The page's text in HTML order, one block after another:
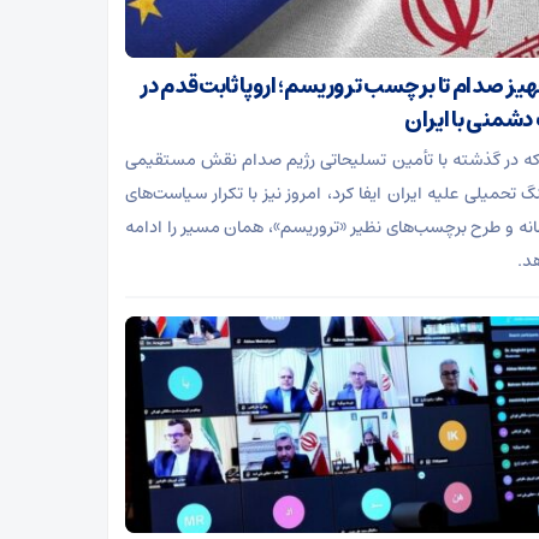
صدام تا برچسب تروریسم؛ اروپا ثابت‌قدم در
با ایران
که در گذشته با تأمین تسلیحاتی رژیم صدام نقش مستقیمی
تحمیلی علیه ایران ایفا کرد، امروز نیز با تکرار سیاست‌های
و طرح برچسب‌های نظیر «تروریسم»، همان مسیر را ادامه